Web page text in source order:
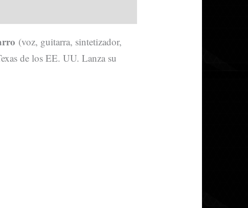
(voz, guitarra, sintetizador,
de los EE. UU. Lanza su